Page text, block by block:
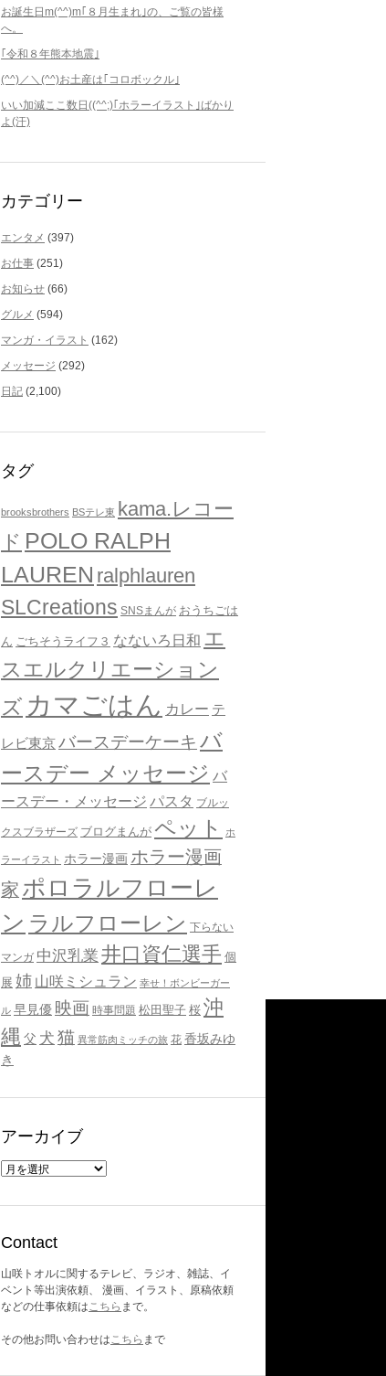
お誕生日m(^^)m｢８月生まれ｣の、ご覧の皆様
へ。
｢令和８年熊本地震｣
(^^)／＼(^^)お土産は｢コロボックル｣
いい加減ここ数日((^^;)｢ホラーイラスト｣ばかり
よ(汗)
カテゴリー
エンタメ (397)
お仕事 (251)
お知らせ (66)
グルメ (594)
マンガ・イラスト (162)
メッセージ (292)
日記 (2,100)
タグ
brooksbrothers BSテレ東 kama.レコー
ド POLO RALPH
LAUREN ralphlauren
SLCreations SNSまんが おうちごは
ん ごちそうライフ３ なないろ日和 エ
スエルクリエーション
ズ カマごはん カレー テ
レビ東京バースデーケーキ バ
ースデー メッセージ バ
ースデー・メッセージ パスタ ブルッ
クスブラザーズ ブログまんが ペット ホ
ラーイラスト ホラー漫画 ホラー漫画
家 ポロラルフローレ
ン ラルフローレン 下らない
マンガ 中沢乳業 井口資仁選手 個
展 姉 山咲ミシュラン 幸せ！ボンビーガー
ル 早見優 映画 時事問題 松田聖子 桜 沖
縄 父 犬 猫 異常筋肉ミッチの旅 花 香坂みゆ
き
アーカイブ
ア
ブ
Contact
山咲トオルに関するテレビ、ラジオ、雑誌、イ
ベント等出演依頼、 漫画、イラスト、原稿依頼
などの仕事依頼はこちら まで。
その他お問い合わせはこちら まで